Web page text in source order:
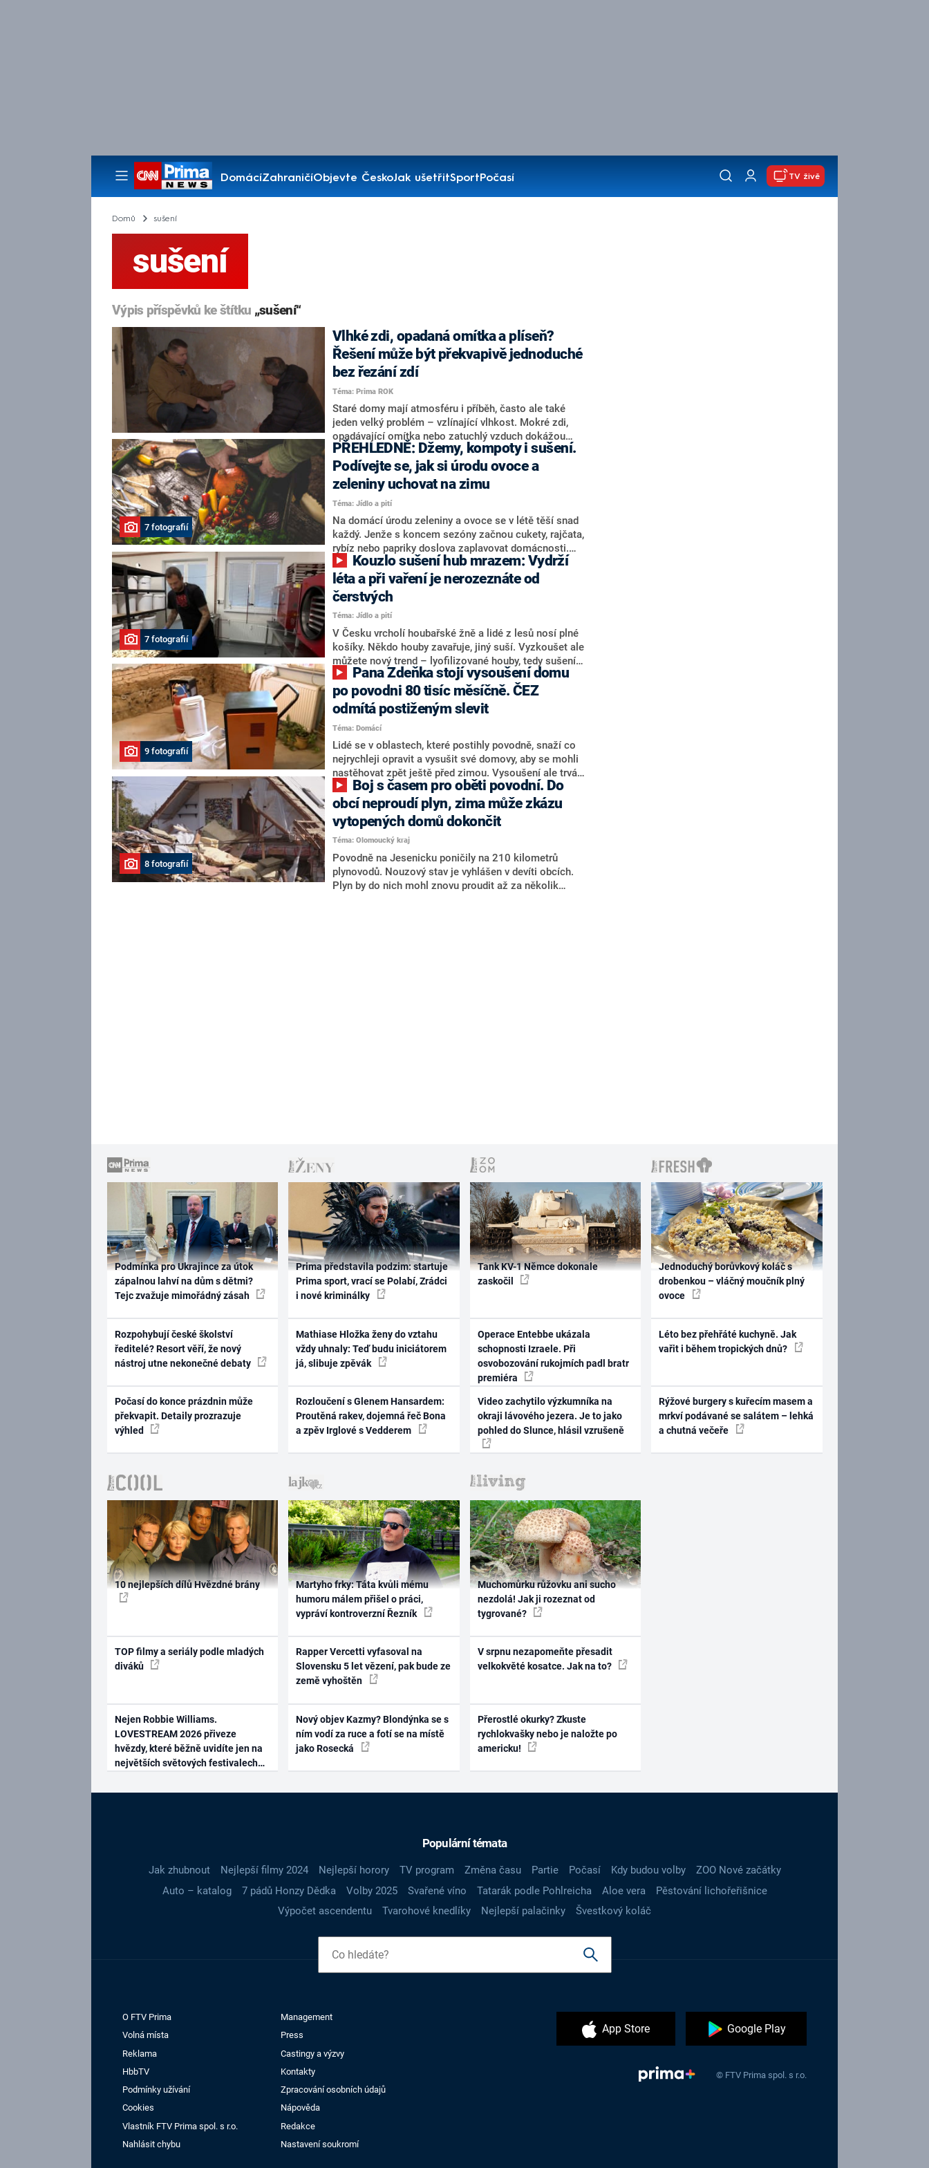
DomácíZahraničíObjevte ČeskoJak ušetřitSportPočasí
Pořady
TV živě
Domů sušení
sušení
Výpis příspěvků ke štítku „sušení“
Vlhké zdi, opadaná omítka a plíseň?
Řešení může být překvapivě jednoduché
bez řezání zdí
Téma: Prima ROK
Staré domy mají atmosféru i příběh, často ale také
jeden velký problém – vzlínající vlhkost. Mokré zdi,
opadávající omítka nebo zatuchlý vzduch dokážou
proměnit vysněné bydlení v nekončící boj. Moderní
technologie dnes ale slibují řešení bez bourání a
řezání zdí. Jak funguje systém, který má vodu vracet
zpět do země, a proč mu začínají věřit i majitelé
historických objektů?
7 fotografií
PŘEHLEDNĚ: Džemy, kompoty i sušení.
Podívejte se, jak si úrodu ovoce a
zeleniny uchovat na zimu
Téma: Jídlo a pití
Na domácí úrodu zeleniny a ovoce se v létě těší snad
každý. Jenže s koncem sezóny začnou cukety, rajčata,
rybíz nebo papriky doslova zaplavovat domácnosti.
Mnozí nevědí, co s nimi, a snaží se je rozdat známým.
Bohatou zásobu však není nutno spotřebovat hned.
Redakce CNN Prima NEWS připravila tipy, jak zeleninu
uchovat i pro zimní měsíce.
7 fotografií
léta a při vaření je nerozeznáte od
čerstvých
Téma: Jídlo a pití
V Česku vrcholí houbařské žně a lidé z lesů nosí plné
košíky. Někdo houby zavařuje, jiný suší. Vyzkoušet ale
můžete nový trend – lyofilizované houby, tedy sušení
hub mrazem. Houby si zachovají svou barvu, chuť a
hlavně obsah vitamínů. Navíc vydrží i několik let.
9 fotografií
po povodni 80 tisíc měsíčně. ČEZ
odmítá postiženým slevit
Téma: Domácí
Lidé se v oblastech, které postihly povodně, snaží co
nejrychleji opravit a vysušit své domovy, aby se mohli
nastěhovat zpět ještě před zimou. Vysoušení ale trvá
dlouho a je nákladné. Někteří majitelé domů se proto
pokusili požádat o úlevy od dodavatelů elektřiny.
Například firma ČEZ ale tvrdí, že jim vyhovět nemůže.
8 fotografií
obcí neproudí plyn, zima může zkázu
vytopených domů dokončit
Téma: Olomoucký kraj
Povodně na Jesenicku poničily na 210 kilometrů
plynovodů. Nouzový stav je vyhlášen v devíti obcích.
Plyn by do nich mohl znovu proudit až za několik
Podmínka pro Ukrajince za útok
zápalnou lahví na dům s dětmi?
Tejc zvažuje mimořádný zásah
Rozpohybují české školství
ředitelé? Resort věří, že nový
nástroj utne nekonečné debaty
Počasí do konce prázdnin může
překvapit. Detaily prozrazuje
výhled
Prima představila podzim: startuje
Prima sport, vrací se Polabí, Zrádci
i nové kriminálky
Mathiase Hložka ženy do vztahu
vždy uhnaly: Teď budu iniciátorem
já, slibuje zpěvák
Rozloučení s Glenem Hansardem:
Proutěná rakev, dojemná řeč Bona
a zpěv Irglové s Vedderem
Tank KV-1 Němce dokonale
zaskočil
Operace Entebbe ukázala
schopnosti Izraele. Při
osvobozování rukojmích padl bratr
premiéra
Video zachytilo výzkumníka na
okraji lávového jezera. Je to jako
pohled do Slunce, hlásil vzrušeně
Jednoduchý borůvkový koláč s
drobenkou – vláčný moučník plný
ovoce
Léto bez přehřáté kuchyně. Jak
vařit i během tropických dnů?
Rýžové burgery s kuřecím masem a
mrkví podávané se salátem – lehká
a chutná večeře
10 nejlepších dílů Hvězdné brány
TOP filmy a seriály podle mladých
diváků
Nejen Robbie Williams.
LOVESTREAM 2026 přiveze
hvězdy, které běžně uvidíte jen na
největších světových festivalech
Martyho frky: Táta kvůli mému
humoru málem přišel o práci,
vypráví kontroverzní Řezník
Rapper Vercetti vyfasoval na
Slovensku 5 let vězení, pak bude ze
země vyhoštěn
Nový objev Kazmy? Blondýnka se s
ním vodí za ruce a fotí se na místě
jako Rosecká
Muchomůrku růžovku ani sucho
nezdolá! Jak ji rozeznat od
tygrované?
V srpnu nezapomeňte přesadit
velkokvěté kosatce. Jak na to?
Přerostlé okurky? Zkuste
rychlokvašky nebo je naložte po
americku!
Populární témata
Jak zhubnout Nejlepší filmy 2024 Nejlepší horory TV program Změna času Partie Počasí Kdy budou volby
ZOO Nové začátky
Auto – katalog
7 pádů Honzy Dědka Volby 2025 Svařené víno Tatarák podle Pohlreicha Aloe vera
Pěstování lichořeřišnice
Výpočet ascendentu
Tvarohové knedlíky Nejlepší palačinky Švestkový koláč
O FTV Prima
Management
Volná místa
Press
Reklama
Castingy a výzvy
HbbTV
Kontakty
Podmínky užívání
Zpracování osobních údajů
Cookies
Nápověda
Vlastník FTV Prima spol. s r.o.
Redakce
Nahlásit chybu
Nastavení soukromí
App Store Google Play
© FTV Prima spol. s r.o.